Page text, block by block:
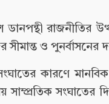
রাজনীতির
ও পুনর্বাসনের
সংঘাতের কারণে
সাম্প্রতিক